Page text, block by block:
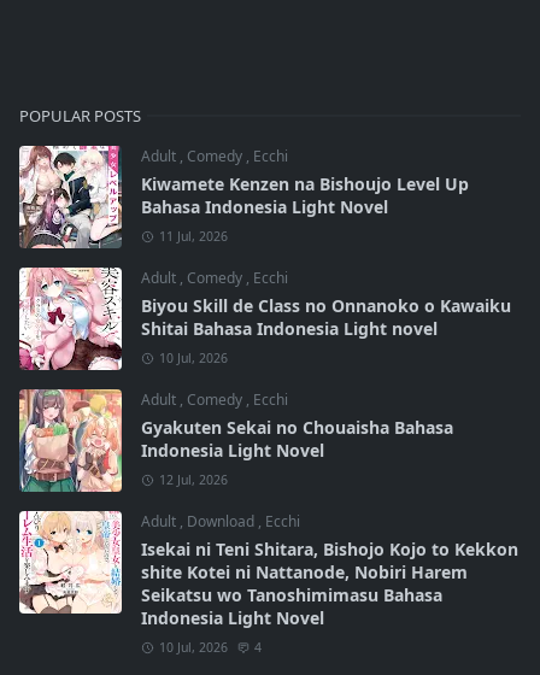
POPULAR POSTS
Adult , Comedy , Ecchi
Kiwamete Kenzen na Bishoujo Level Up
Bahasa Indonesia Light Novel
11 Jul, 2026
Adult , Comedy , Ecchi
Biyou Skill de Class no Onnanoko o Kawaiku
Shitai Bahasa Indonesia Light novel
10 Jul, 2026
Adult , Comedy , Ecchi
Gyakuten Sekai no Chouaisha Bahasa
Indonesia Light Novel
12 Jul, 2026
Adult , Download , Ecchi
Isekai ni Teni Shitara, Bishojo Kojo to Kekkon
shite Kotei ni Nattanode, Nobiri Harem
Seikatsu wo Tanoshimimasu Bahasa
Indonesia Light Novel
10 Jul, 2026 4